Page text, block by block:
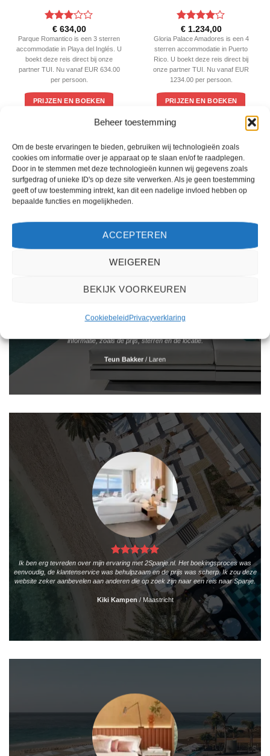
Beheer toestemming
Om de beste ervaringen te bieden, gebruiken wij technologieën zoals
cookies om informatie over je apparaat op te slaan en/of te raadplegen.
Door in te stemmen met deze technologieën kunnen wij gegevens zoals
surfgedrag of unieke ID's op deze site verwerken. Als je geen toestemming
geeft of uw toestemming intrekt, kan dit een nadelige invloed hebben op
bepaalde functies en mogelijkheden.
ACCEPTEREN
WEIGEREN
BEKIJK VOORKEUREN
CookiebeleidPrivacyverklaring
Gewaardeerd
3uit 5
€634,00
Parque Romantico is een 3 sterren
accommodatie in Playa del Inglés. U
boekt deze reis direct bij onze
partner TUI. Nu vanaf EUR 634.00
per persoon.
PRIJZEN EN BOEKEN
Gewaardeerd
4uit 5
€1.234,00
Gloria Palace Amadores is een 4
sterren accommodatie in Puerto
Rico. U boekt deze reis direct bij
onze partner TUI. Nu vanaf EUR
1234.00 per persoon.
PRIJZEN EN BOEKEN
gebruiksvriendelijk en biedt een breed scala aan filters om je te helpen de perfecte
informatie, zoals de prijs, sterren en de locatie.
Teun Bakker / Laren
Ik ben erg tevreden over mijn ervaring met 2Spanje.nl. Het boekingsproces was
eenvoudig, de klantenservice was behulpzaam en de prijs was scherp. Ik zou deze
website zeker aanbevelen aan anderen die op zoek zijn naar een reis naar Spanje.
Kiki Kampen /Maastricht